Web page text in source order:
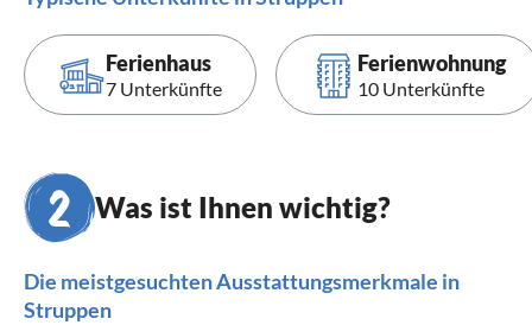
Ferienhaus
7 Unterkünfte
Ferienwohnung
10 Unterkünfte
Was ist Ihnen wichtig?
Die meistgesuchten Ausstattungsmerkmale in
Struppen